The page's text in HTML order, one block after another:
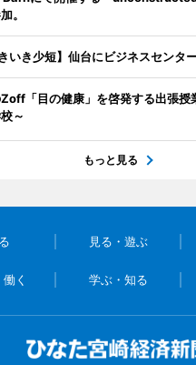
。
いき少短】仙台にビジネスセンタ
Zoff「目の健康」を啓発する出張授
～
もっと見る
見る・遊ぶ
く 学ぶ・知る